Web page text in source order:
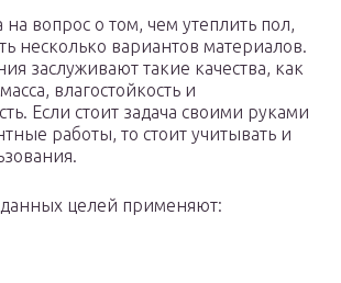
на вопрос о том, чем утеплить пол,
несколько вариантов материалов.
заслуживают такие качества, как
влагостойкость и
Если стоит задача своими руками
работы, то стоит учитывать и
целей применяют: